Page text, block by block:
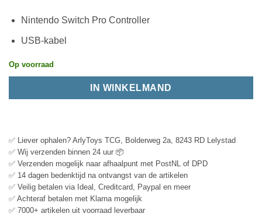
Nintendo Switch Pro Controller
USB-kabel
Op voorraad
IN WINKELMAND
✅ Liever ophalen? ArlyToys TCG, Bolderweg 2a, 8243 RD Lelystad
✅ Wij verzenden binnen 24 uur 📦
✅ Verzenden mogelijk naar afhaalpunt met PostNL of DPD
✅ 14 dagen bedenktijd na ontvangst van de artikelen
✅ Veilig betalen via Ideal, Creditcard, Paypal en meer
✅ Achteraf betalen met Klarna mogelijk
✅ 7000+ artikelen uit voorraad leverbaar